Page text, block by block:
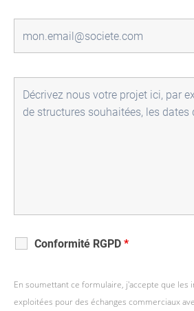
Conformité RGPD *
En soumettant ce formulaire, j'accepte que les
exploitées pour des échanges commerciaux